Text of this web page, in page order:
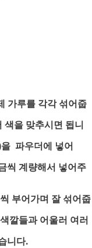
가루를 각각 섞어줍
을 맞추시면 됩니
파우더에 넣어
씩 계량해서 넣어주
부어가며 잘 섞어줍
깔들과 어울러 여러
니다.